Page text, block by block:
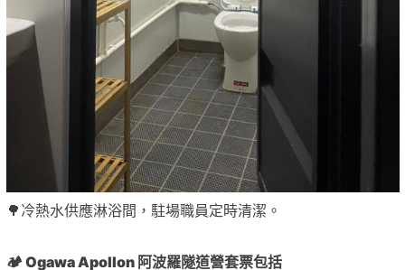
🌳冷熱水供應淋浴間，駐場職員定時清潔。
🏕️ Ogawa Apollon 阿波羅隧道營套票包括